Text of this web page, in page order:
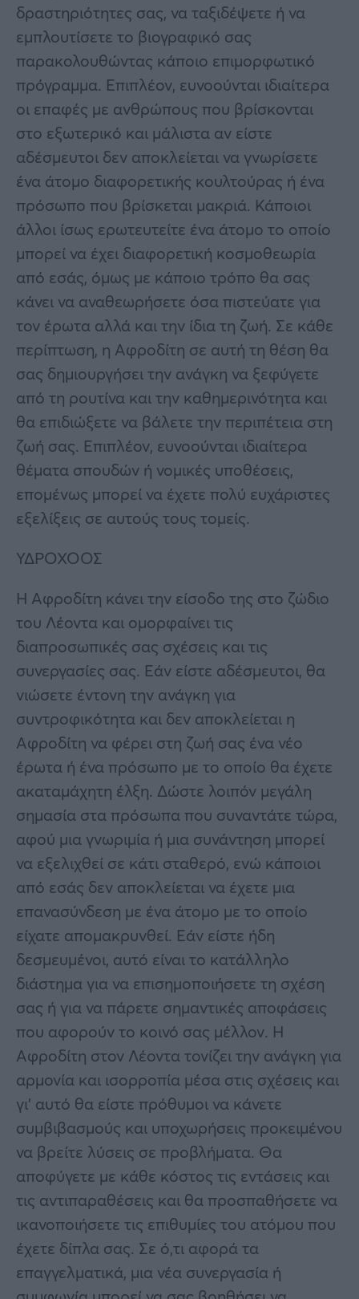
δραστηριότητες σας, να ταξιδέψετε ή να
εμπλουτίσετε το βιογραφικό σας
παρακολουθώντας κάποιο επιμορφωτικό
πρόγραμμα. Επιπλέον, ευνοούνται ιδιαίτερα
οι επαφές με ανθρώπους που βρίσκονται
στο εξωτερικό και μάλιστα αν είστε
αδέσμευτοι δεν αποκλείεται να γνωρίσετε
ένα άτομο διαφορετικής κουλτούρας ή ένα
πρόσωπο που βρίσκεται μακριά. Κάποιοι
άλλοι ίσως ερωτευτείτε ένα άτομο το οποίο
μπορεί να έχει διαφορετική κοσμοθεωρία
από εσάς, όμως με κάποιο τρόπο θα σας
κάνει να αναθεωρήσετε όσα πιστεύατε για
τον έρωτα αλλά και την ίδια τη ζωή. Σε κάθε
περίπτωση, η Αφροδίτη σε αυτή τη θέση θα
σας δημιουργήσει την ανάγκη να ξεφύγετε
από τη ρουτίνα και την καθημερινότητα και
θα επιδιώξετε να βάλετε την περιπέτεια στη
ζωή σας. Επιπλέον, ευνοούνται ιδιαίτερα
θέματα σπουδών ή νομικές υποθέσεις,
επομένως μπορεί να έχετε πολύ ευχάριστες
εξελίξεις σε αυτούς τους τομείς.
ΥΔΡΟΧΟΟΣ
Η Αφροδίτη κάνει την είσοδο της στο ζώδιο
του Λέοντα και ομορφαίνει τις
διαπροσωπικές σας σχέσεις και τις
συνεργασίες σας. Εάν είστε αδέσμευτοι, θα
νιώσετε έντονη την ανάγκη για
συντροφικότητα και δεν αποκλείεται η
Αφροδίτη να φέρει στη ζωή σας ένα νέο
έρωτα ή ένα πρόσωπο με το οποίο θα έχετε
ακαταμάχητη έλξη. Δώστε λοιπόν μεγάλη
σημασία στα πρόσωπα που συναντάτε τώρα,
αφού μια γνωριμία ή μια συνάντηση μπορεί
να εξελιχθεί σε κάτι σταθερό, ενώ κάποιοι
από εσάς δεν αποκλείεται να έχετε μια
επανασύνδεση με ένα άτομο με το οποίο
είχατε απομακρυνθεί. Εάν είστε ήδη
δεσμευμένοι, αυτό είναι το κατάλληλο
διάστημα για να επισημοποιήσετε τη σχέση
σας ή για να πάρετε σημαντικές αποφάσεις
που αφορούν το κοινό σας μέλλον. Η
Αφροδίτη στον Λέοντα τονίζει την ανάγκη για
αρμονία και ισορροπία μέσα στις σχέσεις και
γι’ αυτό θα είστε πρόθυμοι να κάνετε
συμβιβασμούς και υποχωρήσεις προκειμένου
να βρείτε λύσεις σε προβλήματα. Θα
αποφύγετε με κάθε κόστος τις εντάσεις και
τις αντιπαραθέσεις και θα προσπαθήσετε να
ικανοποιήσετε τις επιθυμίες του ατόμου που
έχετε δίπλα σας. Σε ό,τι αφορά τα
επαγγελματικά, μια νέα συνεργασία ή